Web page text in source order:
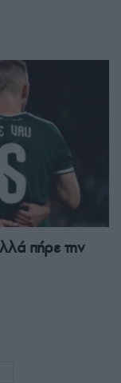
πήρε την